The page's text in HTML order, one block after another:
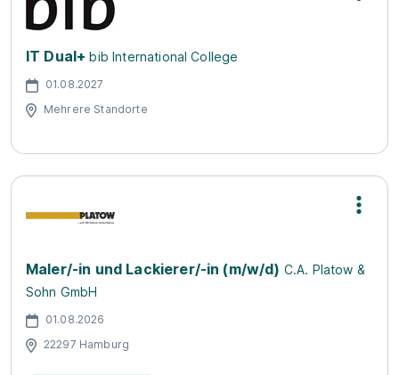
IT Dual+ bib International College
01.08.2027
Mehrere Standorte
Maler/-in und Lackierer/-in (m/w/d) C.A. Platow &
Sohn GmbH
01.08.2026
22297 Hamburg